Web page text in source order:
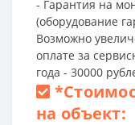
- Гарантия на
(оборудование
Возможно
оплате за
года - 30000
*
на объект: